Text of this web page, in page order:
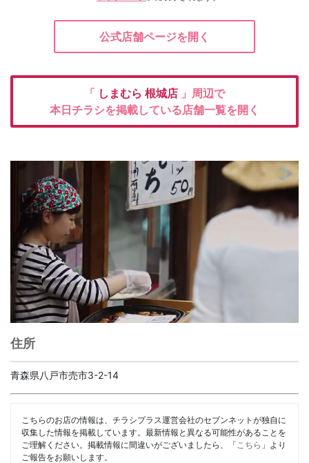
公式店舗ページを開く
「 しまむら 根城店 」周辺で
本日チラシを掲載している店舗一覧を開く
住所
青森県八戸市売市3-2-14
こちらのお店の情報は、チラシプラス運営会社のセブンネットが独自に
収集した情報を掲載しています。最新情報と異なる可能性があることを
ご理解ください。掲載情報に間違いがございましたら、「 こちら 」より
ご報告をお願いします。